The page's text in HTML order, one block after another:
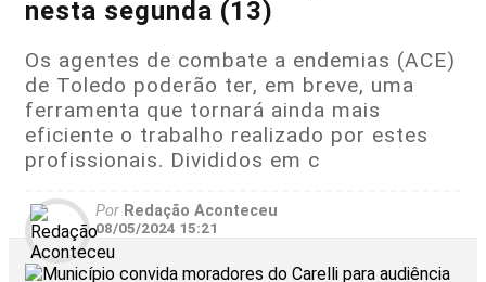
nesta segunda (13)
Os agentes de combate a endemias (ACE)
de Toledo poderão ter, em breve, uma
ferramenta que tornará ainda mais
eficiente o trabalho realizado por estes
profissionais. Divididos em c
Por Redação Aconteceu
08/05/2024 15:21